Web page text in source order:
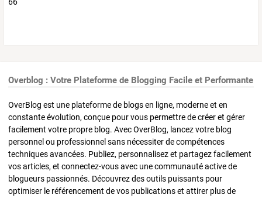
Overblog : Votre Plateforme de Blogging Facile et Performante
OverBlog est une plateforme de blogs en ligne, moderne et en
constante évolution, conçue pour vous permettre de créer et gérer
facilement votre propre blog. Avec OverBlog, lancez votre blog
personnel ou professionnel sans nécessiter de compétences
techniques avancées. Publiez, personnalisez et partagez facilement
vos articles, et connectez-vous avec une communauté active de
blogueurs passionnés. Découvrez des outils puissants pour
optimiser le référencement de vos publications et attirer plus de